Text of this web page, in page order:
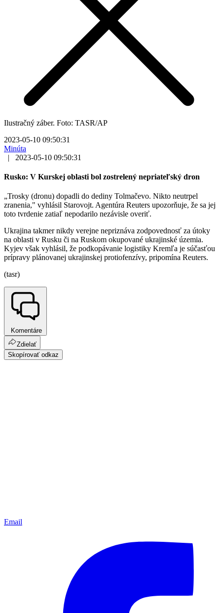
Ilustračný záber. Foto: TASR/AP
2023-05-10 09:50:31
Minúta
|
2023-05-10 09:50:31
Rusko: V Kurskej oblasti bol zostrelený nepriateľský dron
„Trosky (dronu) dopadli do dediny Tolmačevo. Nikto neutrpel
zranenia," vyhlásil Starovojt. Agentúra Reuters upozorňuje, že sa jej
toto tvrdenie zatiaľ nepodarilo nezávisle overiť.
Ukrajina takmer nikdy verejne nepriznáva zodpovednosť za útoky
na oblasti v Rusku či na Ruskom okupované ukrajinské územia.
Kyjev však vyhlásil, že podkopávanie logistiky Kremľa je súčasťou
prípravy plánovanej ukrajinskej protiofenzívy, pripomína Reuters.
(tasr)
Komentáre
Zdielať
Skopírovať odkaz
Email